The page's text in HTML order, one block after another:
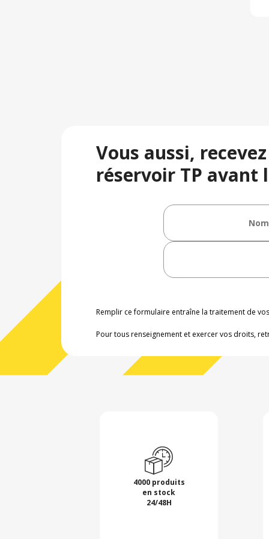
Vous aussi,
réservoir TP avant
Remplir ce formulaire entraîne la traitement de
Pour tous renseignement et exercer vos droits,
4000 produits
en stock
24/48H